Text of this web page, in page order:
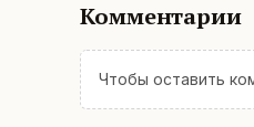
Комментарии
Чтобы оставить